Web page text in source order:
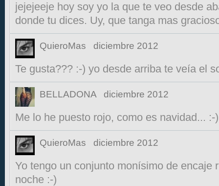
jejejeeje hoy soy yo la que te veo desde
donde tu dices. Uy, que tanga mas
QuieroMas diciembre 2012
Te gusta??? :-) yo desde arriba te veía el
BELLADONA diciembre 2012
Me lo he puesto rojo, como es navidad... :-)
QuieroMas diciembre 2012
Yo tengo un conjunto monísimo de encaje
noche :-)